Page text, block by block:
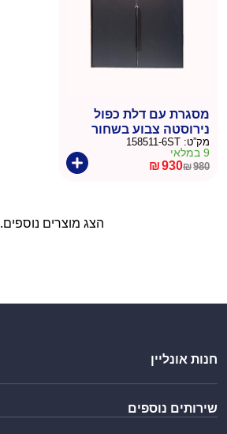
מסגרת עם דלת כפול
נירוסטה צבוע בשחור
רוחב81.7
מק”ט: 158511-6ST
9 במלאי
₪980
המחיר
₪930
המחיר
הצג מוצרים נוספים..
חנות אונליין
שולחנות ומשטחי עבודה
שירותים נוספים